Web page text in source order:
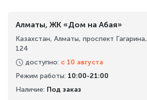
Алматы, ЖК «Дом на Абая»
Казахстан, Алматы, проспект Гагарина,
124
доступно: с 10 августа
Режим работы: 10:00-21:00
Наличие: Под заказ